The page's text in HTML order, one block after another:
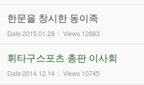
한문을 창시한 동이족
Date2015.01.28 Views 12883
휘타구스포츠 총판 이사회
Date2014.12.14 Views 10745